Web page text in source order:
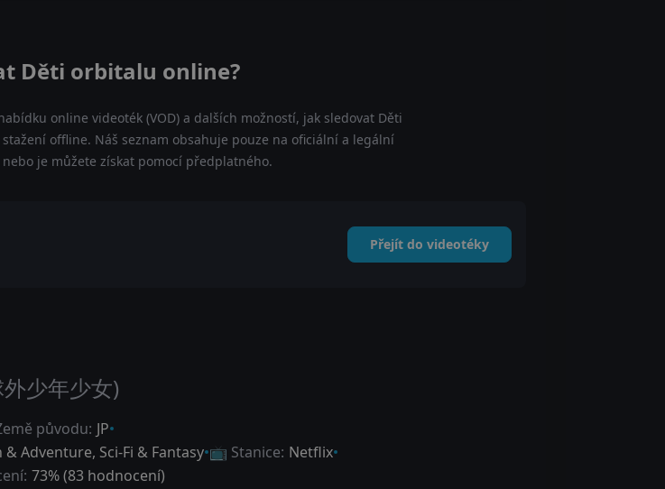
Děti orbitalu online?
online videoték (VOD) a dalších možností, jak sledovat Děti
offline. Náš seznam obsahuje pouze na oficiální a legální
je můžete získat pomocí předplatného.
Přejít do videotéky
少年少女)
původu: JP
& Adventure, Sci-Fi & Fantasy 📺 Stanice: Netflix
73% (83 hodnocení)